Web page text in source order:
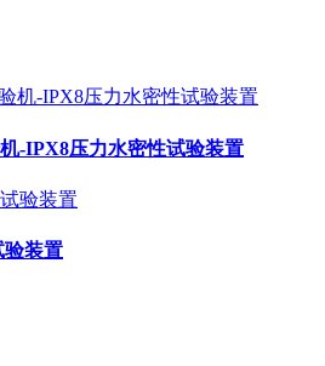
-IPX8压力水密性试验装置
装置